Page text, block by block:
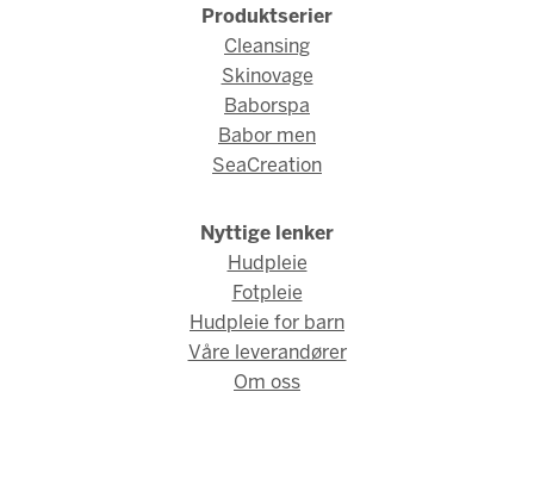
Produktserier
Cleansing
Skinovage
Baborspa
Babor men
SeaCreation
Nyttige lenker
Hudpleie
Fotpleie
Hudpleie for barn
Våre leverandører
Om oss